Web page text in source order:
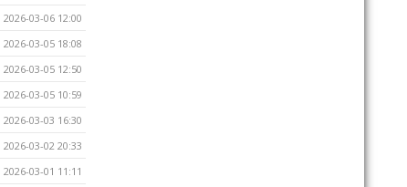
2026-03-06 12:00
2026-03-05 18:08
2026-03-05 12:50
2026-03-05 10:59
2026-03-03 16:30
2026-03-02 20:33
2026-03-01 11:11